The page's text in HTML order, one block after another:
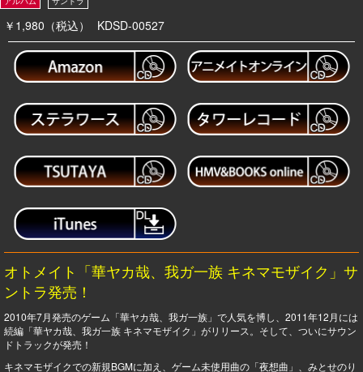
￥1,980（税込） KDSD-00527
オトメイト「華ヤカ哉、我ガ一族 キネマモザイク」サ
ントラ発売！
2010年7月発売のゲーム「華ヤカ哉、我ガ一族」で人気を博し、2011年12月には
続編「華ヤカ哉、我ガ一族 キネマモザイク」がリリース。そして、ついにサウン
ドトラックが発売！
キネマモザイクでの新規BGMに加え、ゲーム未使用曲の「夜想曲」、みとせのり